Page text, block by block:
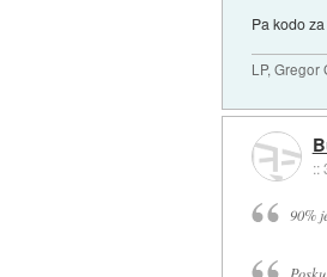
Pa kodo
LP, Gregor
::
90%